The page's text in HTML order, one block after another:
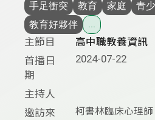
手足衝突 教育 家庭 青
教育好夥伴
...
主節目
高中職教養資訊
首播日
期
2024-07-22
主持人
邀訪來
柯書林臨床心理師